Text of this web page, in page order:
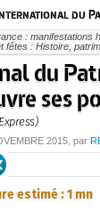
du
: manifestations
fêtes : Histoire,
du
ses
2015 , par
estimé : 1 mn